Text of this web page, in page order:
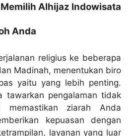
Alhijaz Indowisata
Anda
religius ke beberapa
Madinah, menentukan biro
yaitu yang lebih penting.
tawarkan pengalaman tidak
memastikan ziarah Anda
kepuasan dengan
layanan yang luar